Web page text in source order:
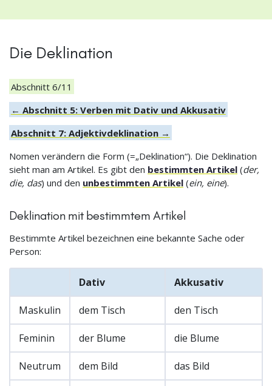
Die Deklination
Abschnitt 6/11
← Abschnitt 5: Verben mit Dativ und Akkusativ
Abschnitt 7: Adjektivdeklination →
Nomen verändern die Form (=„Deklination“). Die Deklination
sieht man am Artikel. Es gibt den bestimmten Artikel (der,
die, das) und den unbestimmten Artikel (ein, eine).
Deklination mit bestimmtem Artikel
Bestimmte Artikel bezeichnen eine bekannte Sache oder
Person:
Dativ Akkusativ
Maskulin dem Tisch den Tisch
Feminin der Blume die Blume
Neutrum dem Bild das Bild